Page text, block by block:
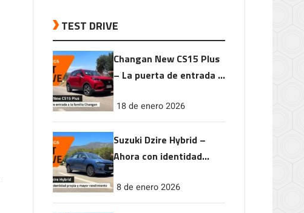
TEST DRIVE
Changan New CS15 Plus
– La puerta de entrada a
18 de enero 2026
Suzuki Dzire Hybrid –
Ahora con identidad
rendimiento
8 de enero 2026